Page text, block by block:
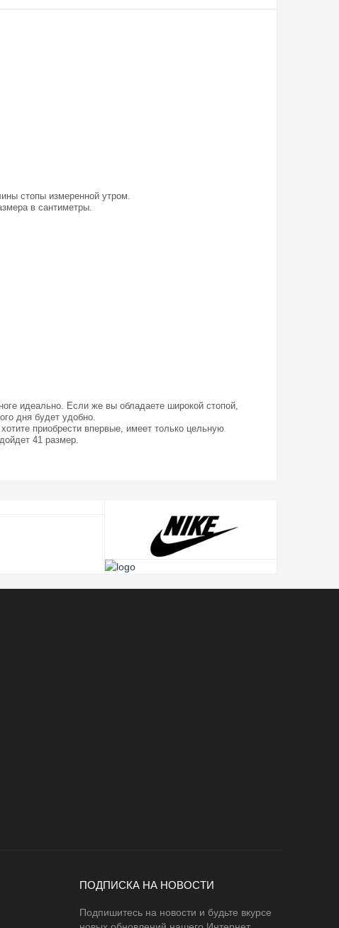
стопы измеренной утром.
в сантиметры.
идеально. Если же вы обладаете широкой стопой,
дня будет удобно.
приобрести впервые, имеет только цельную
41 размер.
ПОДПИСКА НА НОВОСТИ
Подпишитесь на новости и будьте вкурсе